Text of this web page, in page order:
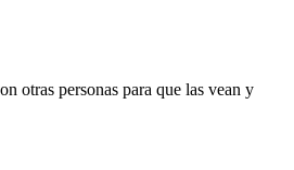
otras personas para que las vean y